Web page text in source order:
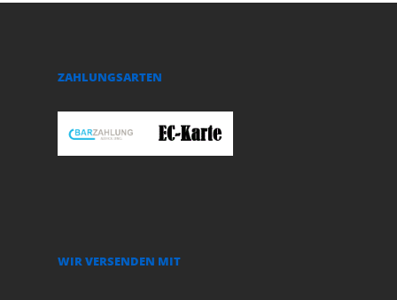
ZAHLUNGSARTEN
WIR VERSENDEN MIT